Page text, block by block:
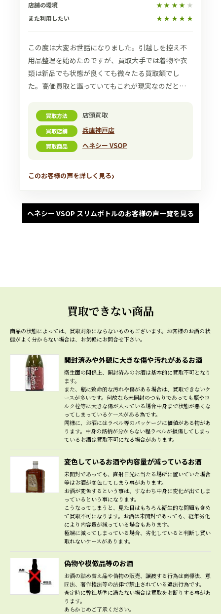
店舗の環境 ★★ ★★ ★
また利用したい
★★ ★★ ★
この度は大変お世話になりました。引越しを控え不
用品整理を始めたのですが、買取大手では着物や衣
類は新品でも状態が良くても微々たる買取額でし
た。高価買取と謳っていてもこれが現実なのだと…
買取方法 店頭買取
買取店舗 兵庫神戸店
買取商品 ヘネシー VSOP
このお客様の声を詳しく見る
ヘネシー VSOP スリムボトルのお客様の声一覧を見る
買取できない商品
商品の状態によっては、買取対象にならないものもございます。 お客様のお酒の状
態がよく分からない場合は、お気軽にお問合せ下さい。
開封済みや外観に大きな傷や汚れがあるお酒
衛生面の関係上、開封済みのお酒は基本的に買取不可となり
ます。
また、瓶に致命的な汚れや傷がある場合は、買取できないケ
ースが多いです。何故なら未開封のつもりであっても瓶やコ
ルク栓等に大きな傷が入っている場合中身まで状態が悪くな
ってしまっているケースがある為です。
同様に、お酒にはラベル等のパッケージに価値がある物があ
ります。中身の銘柄が分からない程ラベルが損傷してしまっ
ているお酒は買取不可になる場合があります。
変色しているお酒や内容量が減っているお酒
未開封であっても、直射日光に当たる場所に置いていた場合
等はお酒が変色してしまう事があります。
お酒が変色するという事は、すなわち中身に変化が出てしま
っているという事になります。
こうなってしまうと、見た目はもちろん衛生的な問題も含め
て買取不可になります。お酒は未開封であっても、経年劣化
により内容量が減っている場合もあります。
極端に減ってしまっている場合、劣化していると判断し買い
取れないケースがあります。
偽物や模倣品等のお酒
お酒の詰め替え品や偽物の販売、譲渡する行為は商標法、意
匠法、著作権法等の法律で禁止されている違法行為です。
査定時に弊社基準に満たない場合は買取をお断りする事があ
ります。
あらかじめご了承ください。